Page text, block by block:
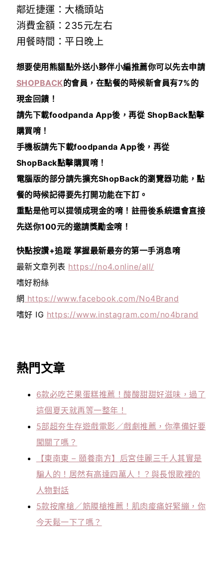
鄰近捷運：大橋頭站
消費金額：235元左右
用餐時間：平日晚上
想要使用熊貓點外送小夥伴小編推薦你可以先去申請
SHOPBACK的會員，在點餐的時候新會員有7%的
現金回饋！
請先下載foodpanda App後，再從 ShopBack點擊
購買唷！
手機板請先下載foodpanda App後，再從
ShopBack點擊購買唷！
電腦版的部分請先擴充ShopBack的瀏覽器功能，點
餐的時候記得要先打開功能在下訂。
重點是他可以提領成現金的唷！註冊後系統還會直接
先送你100元的邀請獎勵金唷！
快點按讚+追蹤 掌握最新最夯的第一手消息唷
最新文章列表 https://no4.online/all/
嗜好粉絲
網 https://www.facebook.com/No4Brand
嗜好 IG https://www.instagram.com/no4brand
熱門文章
6款必吃芒果蛋糕推薦！酸酸甜甜好滋味，過了
這個夏天就再等一整年！
5部超夯生存遊戲電影／戲劇推薦，你準備好要
闖關了嗎？
【東南東 – 頤養南方】后宮佳麗三千人其實是
騙人的！居然有高達四萬人！？與長恨歌裡的
人物對話
5款按摩槍／筋膜槍推薦！肌肉痠痛好緊繃，你
今天鬆一下了嗎？